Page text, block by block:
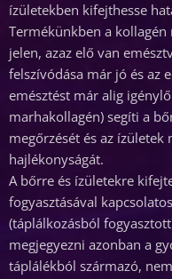
ízületekben kifejthesse
Termékünkben a
jelen, azaz elő van
felszívódása már jó és az
emésztést már alig
marhakollagén) segíti a
megőrzését és az
hajlékonyságát.
A bőrre és ízületekre
fogyasztásával
(táplálkozásból
megjegyezni azonban a
táplálékból származó,